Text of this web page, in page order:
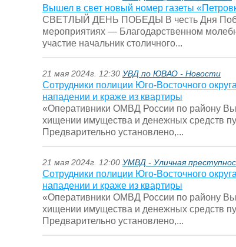
Вышел в свет новый номер газеты
СВЕТЛЫЙ ДЕНЬ ПОБЕДЫ В честь Дня
мероприятиях — Благодарственном
участие начальник столичного...
21 мая 2024г. 12:30 УВД по ЮВАО - Новости
Сотрудники полиции Юго-Восточного
нападении и краже из квартиры
«Оперативники ОМВД России по району
хищении имущества и денежных средств
Предварительно установлено,...
21 мая 2024г. 12:00 УМВД - Уличная
Сотрудники полиции Юго-Восточного
нападении и краже из квартиры
«Оперативники ОМВД России по району
хищении имущества и денежных средств
Предварительно установлено,...